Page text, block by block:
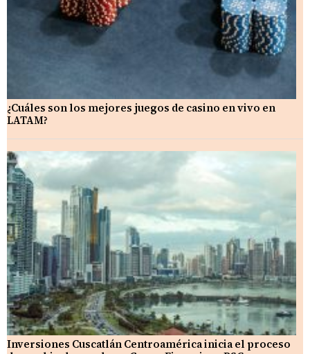
¿Cuáles son los mejores juegos de casino en vivo en
LATAM?
Inversiones Cuscatlán Centroamérica inicia el proceso